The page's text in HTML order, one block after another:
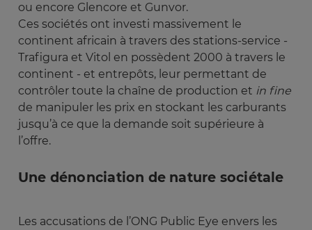
ou encore Glencore et Gunvor.
Ces sociétés ont investi massivement le
continent africain à travers des stations-service -
Trafigura et Vitol en possèdent 2000 à travers le
continent - et entrepôts, leur permettant de
contrôler toute la chaîne de production et in fine
de manipuler les prix en stockant les carburants
jusqu’à ce que la demande soit supérieure à
l’offre.
Une dénonciation de nature sociétale
Les accusations de l’ONG Public Eye envers les